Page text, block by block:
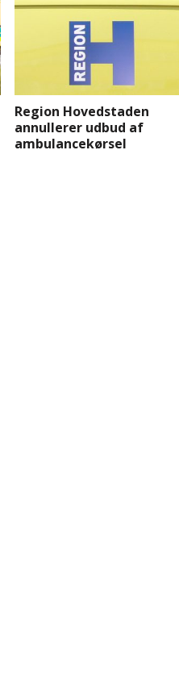
Region Hovedstaden
annullerer udbud af
ambulancekørsel